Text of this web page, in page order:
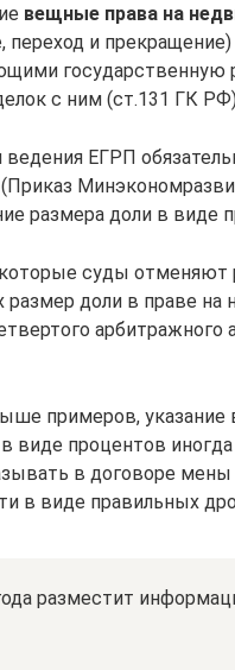
вещные права на
переход и
государственную
с ним (ст.131 ГК
ЕГРП
размера доли в виде
суды
доли в праве на
арбитражного
примеров, указание
виде процентов
в договоре
в виде правильных
разместит